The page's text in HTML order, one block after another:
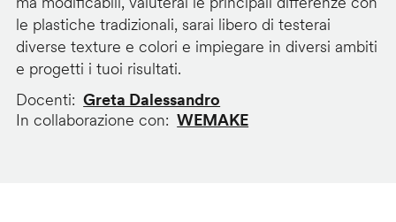
le plastiche tradizionali, sarai libero di testerai
diverse texture e colori e impiegare in diversi ambiti
e progetti i tuoi risultati.
Docenti
Greta Dalessandro
In collaborazione con
WEMAKE